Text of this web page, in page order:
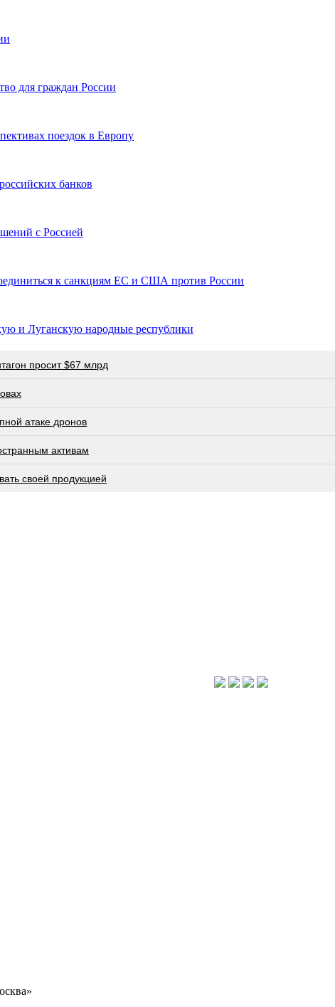
для граждан России
поездок в Европу
банков
с Россией
к санкциям ЕС и США против России
и Луганскую народные республики
просит $67 млрд
атаке дронов
активам
своей продукцией